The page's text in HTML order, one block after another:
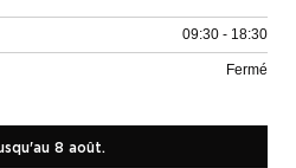
09:30 - 18:30
Fermé
8 août.